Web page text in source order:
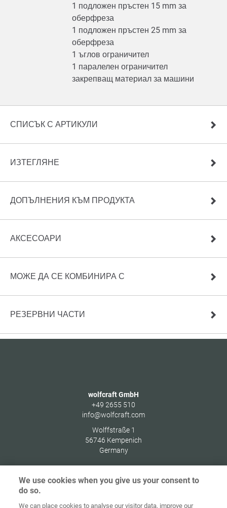
1 подложен пръстен 15 mm за
оберфреза
1 подложен пръстен 25 mm за
оберфреза
1 ъглов ограничител
1 паралелен ограничител
закрепващ материал за машини
СПИСЪК С АРТИКУЛИ
ИЗТЕГЛЯНЕ
ДОПЪЛНЕНИЯ КЪМ ПРОДУКТА
АКСЕСОАРИ
МОЖЕ ДА СЕ КОМБИНИРА С
РЕЗЕРВНИ ЧАСТИ
wolfcraft GmbH
+49 2655 510
info@wolfcraft.com
Wolffstraße 1
56746 Kempenich
Germany
Начална Защита на
We use cookies when you give us your consent to
do so.
We can place cookies to analyse our visitor data, improve our